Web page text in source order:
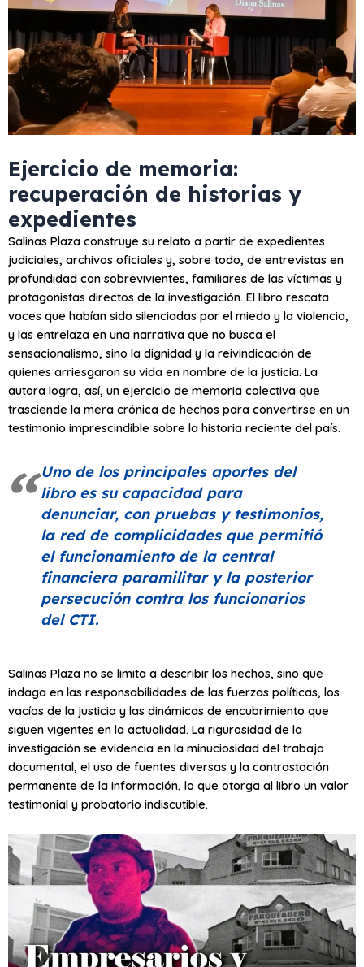
Ejercicio de memoria:
recuperación de historias y
expedientes
Salinas Plaza construye su relato a partir de expedientes
judiciales, archivos oficiales y, sobre todo, de entrevistas en
profundidad con sobrevivientes, familiares de las víctimas y
protagonistas directos de la investigación. El libro rescata
voces que habían sido silenciadas por el miedo y la violencia,
y las entrelaza en una narrativa que no busca el
sensacionalismo, sino la dignidad y la reivindicación de
quienes arriesgaron su vida en nombre de la justicia. La
autora logra, así, un ejercicio de memoria colectiva que
trasciende la mera crónica de hechos para convertirse en un
testimonio imprescindible sobre la historia reciente del país.
Uno de los principales aportes del
libro es su capacidad para
denunciar, con pruebas y testimonios,
la red de complicidades que permitió
el funcionamiento de la central
financiera paramilitar y la posterior
persecución contra los funcionarios
del CTI.
Salinas Plaza no se limita a describir los hechos, sino que
indaga en las responsabilidades de las fuerzas políticas, los
vacíos de la justicia y las dinámicas de encubrimiento que
siguen vigentes en la actualidad. La rigurosidad de la
investigación se evidencia en la minuciosidad del trabajo
documental, el uso de fuentes diversas y la contrastación
permanente de la información, lo que otorga al libro un valor
testimonial y probatorio indiscutible.